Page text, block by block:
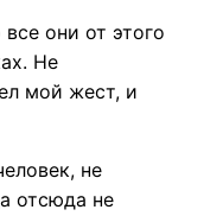
они от этого
Не
мой жест, и
не
отсюда не